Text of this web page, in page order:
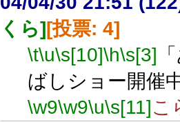
くら] [投票: 4]
\t\u\s[10]\h\s[3]
ばしショー開催
\w9\w9\u\s[11] こ